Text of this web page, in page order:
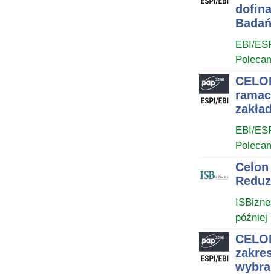
EBI/
EBI/
później